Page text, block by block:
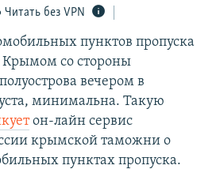
Читать без VPN
пунктов пропуска
со стороны
вечером в
минимальна. Такую
он-лайн сервис
крымской таможни о
пунктах пропуска.